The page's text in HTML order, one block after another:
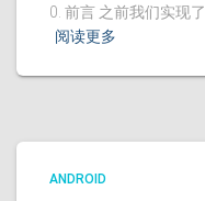
0. 前言 之前我们实现
阅读更多
ANDROID